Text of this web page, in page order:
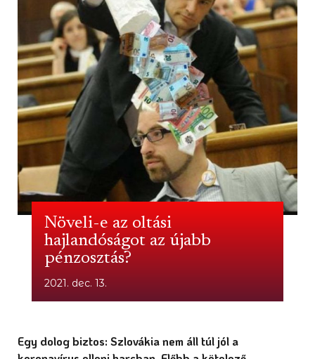
Növeli-e az oltási
hajlandóságot az újabb
pénzosztás?
2021. dec. 13.
Egy dolog biztos: Szlovákia nem áll túl jól a